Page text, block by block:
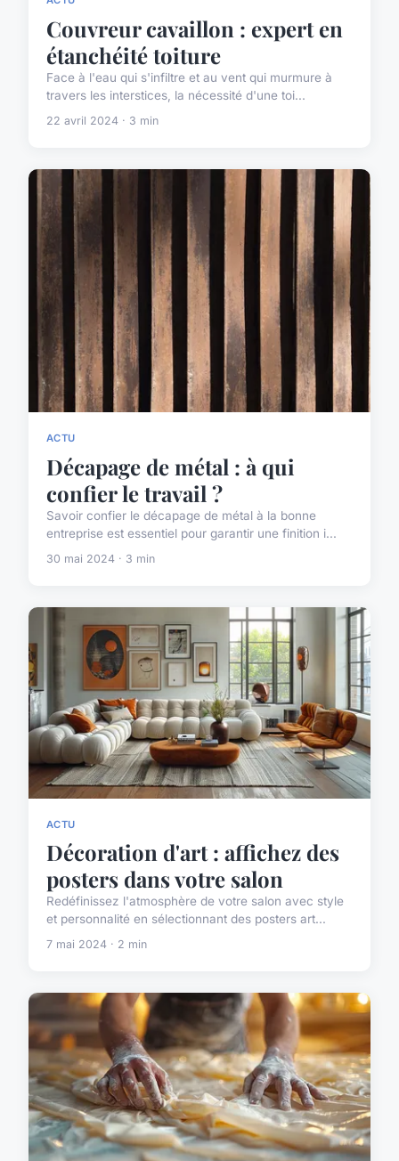
Couvreur cavaillon : expert en
étanchéité toiture
Face à l'eau qui s'infiltre et au vent qui murmure à
travers les interstices, la nécessité d'une toi...
22 avril 2024 · 3 min
ACTU
Décapage de métal : à qui
confier le travail ?
Savoir confier le décapage de métal à la bonne
entreprise est essentiel pour garantir une finition i...
30 mai 2024 · 3 min
ACTU
Décoration d'art : affichez des
posters dans votre salon
Redéfinissez l'atmosphère de votre salon avec style
et personnalité en sélectionnant des posters art...
7 mai 2024 · 2 min